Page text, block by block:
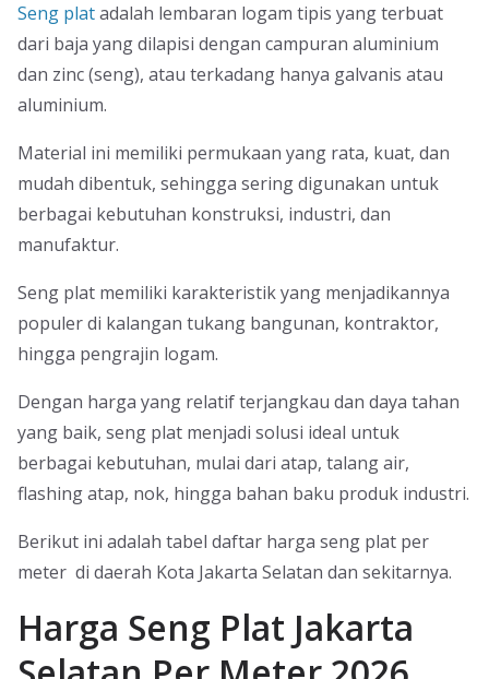
Seng platadalah lembaran logam tipis yang terbuat
dari baja yang dilapisi dengan campuran aluminium
dan zinc (seng), atau terkadang hanya galvanis atau
aluminium.
Material ini memiliki permukaan yang rata, kuat, dan
mudah dibentuk, sehingga sering digunakan untuk
berbagai kebutuhan konstruksi, industri, dan
manufaktur.
Seng plat memiliki karakteristik yang menjadikannya
populer di kalangan tukang bangunan, kontraktor,
hingga pengrajin logam.
Dengan harga yang relatif terjangkau dan daya tahan
yang baik, seng plat menjadi solusi ideal untuk
berbagai kebutuhan, mulai dari atap, talang air,
flashing atap, nok, hingga bahan baku produk industri.
Berikut ini adalah tabel daftar harga seng plat per
meter di daerah Kota Jakarta Selatan dan sekitarnya.
Harga Seng Plat Jakarta